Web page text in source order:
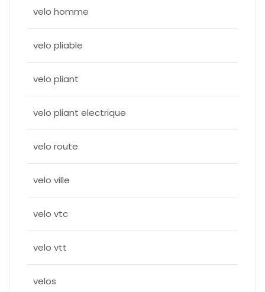
velo homme
velo pliable
velo pliant
velo pliant electrique
velo route
velo ville
velo vtc
velo vtt
velos